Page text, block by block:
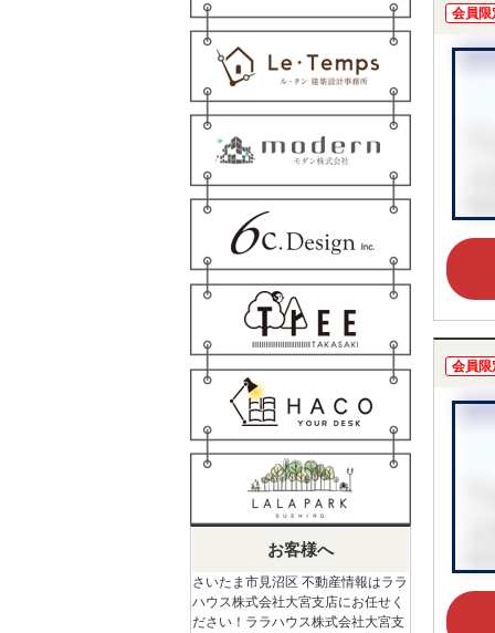
会員限
会員限
お客様へ
さいたま市見沼区 不動産情報はララ
ハウス株式会社大宮支店にお任せく
ださい！ララハウス株式会社大宮支